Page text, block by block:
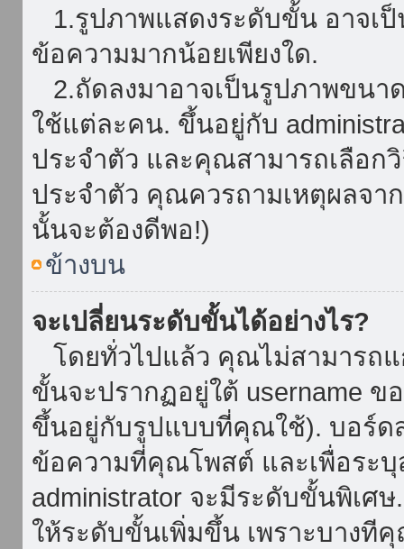
1.รูปภาพแสดงระดับขั้น อาจเ
ข้อความมากน้อยเพียงใด.
2.ถัดลงมาอาจเป็นรูปภาพขนา
ใช้แต่ละคน. ขึ้นอยู่กับ
ประจำตัว และคุณสามารถเลือก
ประจำตัว คุณควรถามเหตุผลจา
นั้นจะต้องดีพอ!)
ข้างบน
จะเปลี่ยนระดับขั้นได้อย่างไร?
โดยทั่วไปแล้ว คุณไม่สามารถ
ขั้นจะปรากฏอยู่ใต้ username
ขึ้นอยู่กับรูปแบบที่คุณใช้). บอร์ด
ข้อความที่คุณโพสต์ และเพื่อระบุ
administrator จะมีระดับขั้นพิเศ
ให้ระดับขั้นเพิ่มขึ้น เพราะบางที